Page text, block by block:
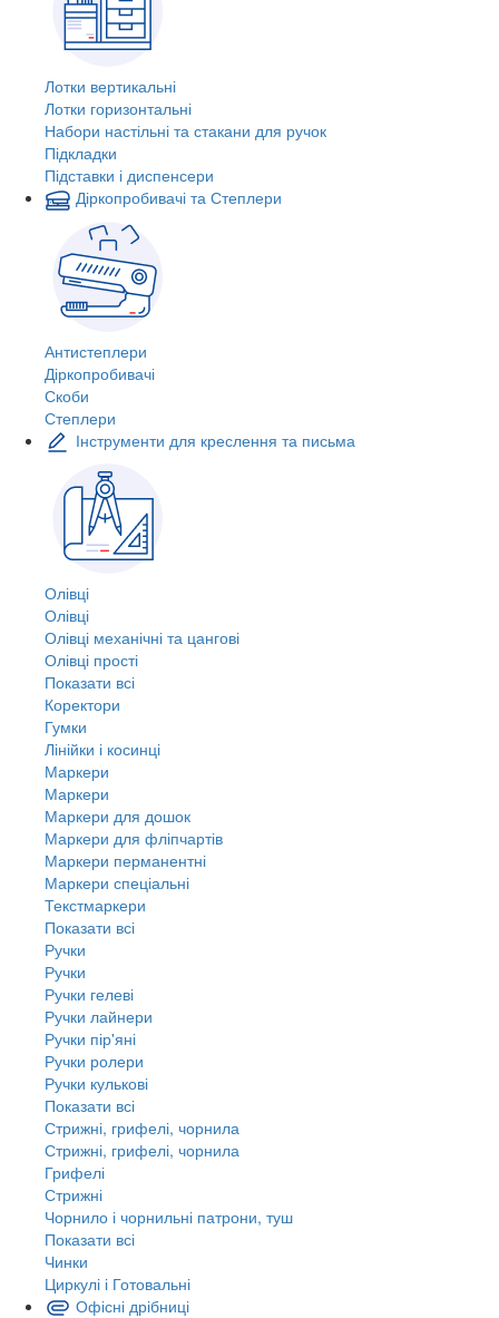
Лотки вертикальні
Лотки горизонтальні
Набори настільні та стакани для ручок
Підкладки
Підставки і диспенсери
Діркопробивачі та Степлери
Антистеплери
Діркопробивачі
Скоби
Степлери
Інструменти для креслення та письма
Олівці
Олівці
Олівці механічні та цангові
Олівці прості
Показати всі
Коректори
Гумки
Лінійки і косинці
Маркери
Маркери
Маркери для дошок
Маркери для фліпчартів
Маркери перманентні
Маркери спеціальні
Текстмаркери
Показати всі
Ручки
Ручки
Ручки гелеві
Ручки лайнери
Ручки пір'яні
Ручки ролери
Ручки кулькові
Показати всі
Стрижні, грифелі, чорнила
Стрижні, грифелі, чорнила
Грифелі
Стрижні
Чорнило і чорнильні патрони, туш
Показати всі
Чинки
Циркулі і Готовальні
Офісні дрібниці